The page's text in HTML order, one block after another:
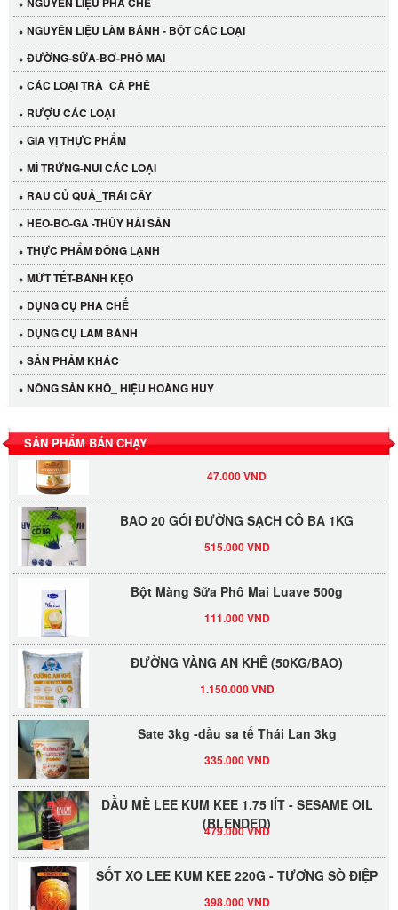
NGUYÊN LIỆU LÀM BÁNH - BỘT CÁC LOẠI
ĐƯỜNG-SỮA-BƠ-PHÔ MAI
CÁC LOẠI TRÀ_CÀ PHÊ
RƯỢU CÁC LOẠI
GIA VỊ THỰC PHẨM
MÌ TRỨNG-NUI CÁC LOẠI
RAU CỦ QUẢ_TRÁI CÂY
HEO-BÒ-GÀ -THỦY HẢI SẢN
THỰC PHẨM ĐÔNG LẠNH
MỨT TẾT-BÁNH KẸO
DỤNG CỤ PHA CHẾ
DỤNG CỤ LÀM BÁNH
SẢN PHẢM KHÁC
NÔNG SẢN KHÔ_ HIỆU HOÀNG HUY
SẢN PHẨM BÁN CHẠY
Cần Tây Đà Lạt
40.000 VND
530.000 VND
Tương xí muội LKK 260g
BAO 20 GÓI ĐƯỜNG SẠCH CÔ BA 1KG
ĐƯỜNG VÀNG AN KHÊ (50KG/BAO)
Sate 3kg -dầu sa tế Thái Lan 3kg
DẦU MÈ LEE KUM KEE 1.75 lÍT - SESAME OIL
(BLENDED)
479.000 VND
SỐT XO LEE KUM KEE 220G - TƯƠNG SÒ ĐIỆP